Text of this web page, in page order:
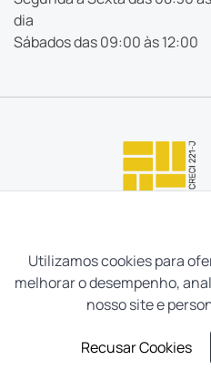
dia
Sábados das 09:00 às 12:00
Neves e Filhos
Utilizamos cookies para
melhorar o desempenho,
nosso site e
Recusar Cookies